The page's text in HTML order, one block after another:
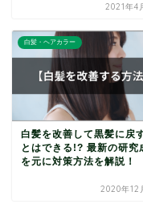
2021年4
白髪・ヘアカラー
白髪を改善して黒髪に戻
とはできる!? 最新の研究
を元に対策方法を解説！
2020年12